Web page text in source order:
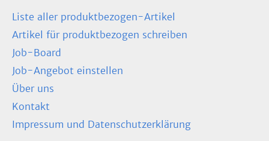
Liste aller produktbezogen-Artikel
Artikel für produktbezogen schreiben
Job-Board
Job-Angebot einstellen
Über uns
Kontakt
Impressum und Datenschutzerklärung